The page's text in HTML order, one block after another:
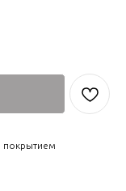
покрытием